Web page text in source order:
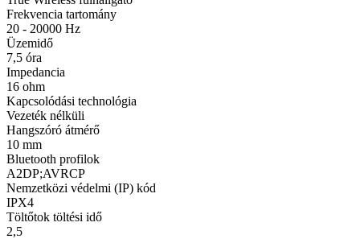
Frekvencia tartomány
20 - 20000 Hz
Üzemidő
7,5 óra
Impedancia
16 ohm
Kapcsolódási technológia
Vezeték nélküli
Hangszóró átmérő
10 mm
Bluetooth profilok
A2DP;AVRCP
Nemzetközi védelmi (IP) kód
IPX4
Töltőtok töltési idő
2,5